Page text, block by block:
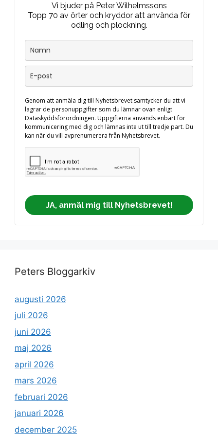
Vi bjuder på Peter Wilhelmssons
Topp 70 av örter och kryddor att använda för
odling och plockning.
Genom att anmäla dig till Nyhetsbrevet samtycker du att vi
lagrar de personuppgifter som du lämnar ovan enligt
Dataskyddsförordningen. Uppgifterna används enbart för
kommunicering med dig och lämnas inte ut till tredje part. Du
kan när du vill avprenumerera från Nyhetsbrevet.
JA, anmäl mig till Nyhetsbrevet!
Peters Bloggarkiv
augusti 2026
juli 2026
juni 2026
maj 2026
april 2026
mars 2026
februari 2026
januari 2026
december 2025